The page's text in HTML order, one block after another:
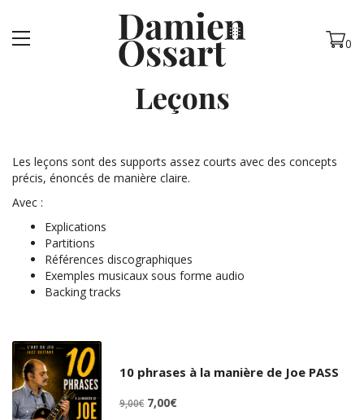
MENU 0
Leçons
Les leçons sont des supports assez courts avec des concepts
précis, énoncés de manière claire.
Avec :
Explications
Partitions
Références discographiques
Exemples musicaux sous forme audio
Backing tracks
10 phrases à la manière de Joe PASS
9,00€ Le
7,00€Le